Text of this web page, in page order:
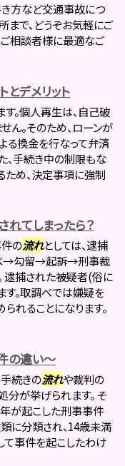
き方など交通事故につ
で、どうぞお気軽にご
ご相談者様に最適なご
デメリット
。個人再生は、自己破
。そのため、ローンが
る換金を行なって弁済
、手続き中の制限もな
ため、決定事項に強制
てしまったら？
の流れとしては、逮捕
→勾留→起訴→刑事裁
逮捕された被疑者(俗に
。取調べでは嫌疑を
れることになります。
の違い～
続きの流れや裁判の
分が挙げられます。 そ
が起こした刑事事件
に分類され、14歳未満
て事件を起こしたわけ